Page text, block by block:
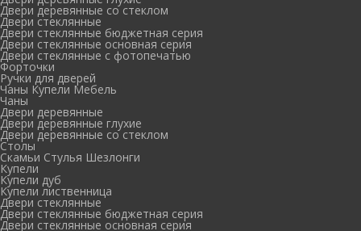
Двери деревянные со стеклом
Двери стеклянные
Двери стеклянные бюджетная серия
Двери стеклянные основная серия
Двери стеклянные с фотопечатью
Форточки
Ручки для дверей
Чаны Купели Мебель
Чаны
Двери деревянные
Двери деревянные глухие
Двери деревянные со стеклом
Столы
Скамьи Стулья Шезлонги
Купели
Купели дуб
Купели лиственница
Двери стеклянные
Двери стеклянные бюджетная серия
Двери стеклянные основная серия